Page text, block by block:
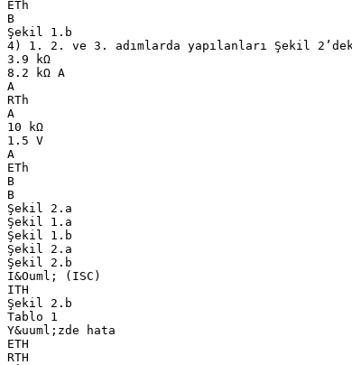
ETh
B
Şekil 1.b
4) 1. 2. ve 3. adımlarda yapılanları Şekil
3.9 kΩ
8.2 kΩ A
A
RTh
A
10 kΩ
1.5 V
A
ETh
B
B
Şekil 2.a
Şekil 1.a
Şekil 1.b
Şekil 2.a
Şekil 2.b
I&Ouml; (ISC)
ITH
Şekil 2.b
Tablo 1
Y&uuml;zde hata
ETH
RTH